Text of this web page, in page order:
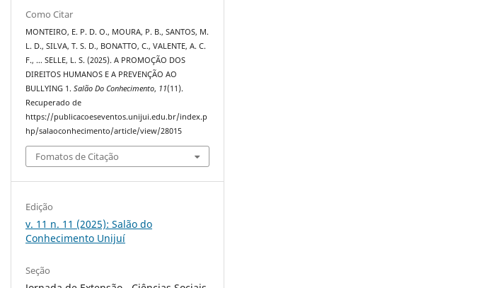
Como Citar
MONTEIRO, E. P. D. O., MOURA, P. B., SANTOS, M.
L. D., SILVA, T. S. D., BONATTO, C., VALENTE, A. C.
F., … SELLE, L. S. (2025). A PROMOÇÃO DOS
DIREITOS HUMANOS E A PREVENÇÃO AO
BULLYING 1.Salão Do Conhecimento, 11(11).
Recuperado de
https://publicacoeseventos.unijui.edu.br/index.p
hp/salaoconhecimento/article/view/28015
Fomatos de Citação
Edição
v. 11 n. 11 (2025): Salão do
Conhecimento Unijuí
Seção